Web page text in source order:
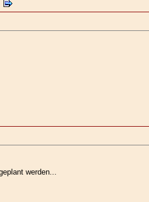
werden...